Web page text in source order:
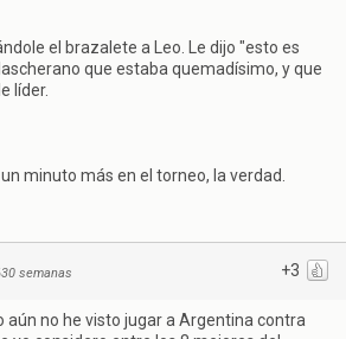
el brazalete a Leo. Le dijo "esto es
que estaba quemadísimo, y que
líder.
minuto más en el torneo, la verdad.
+3
semanas
aún no he visto jugar a Argentina contra